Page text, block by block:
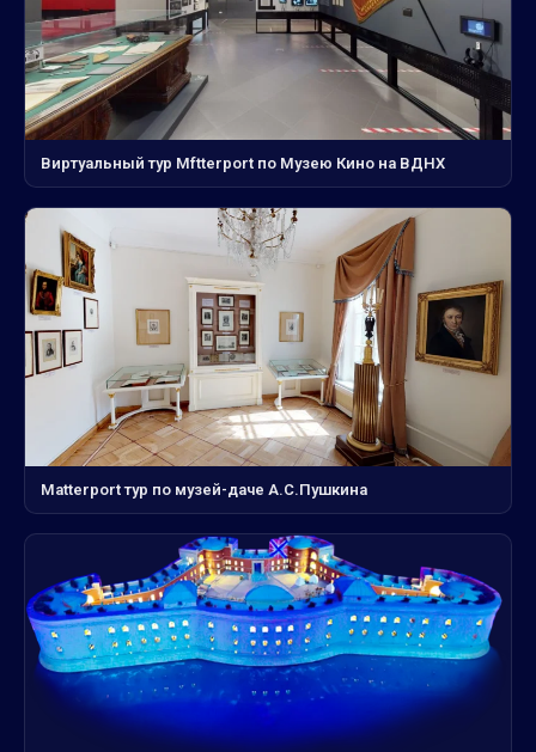
Виртуальный тур Mftterport по Музею Кино на ВДНХ
Matterport тур по музей-даче А.С.Пушкина